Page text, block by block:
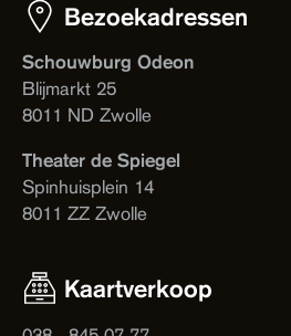
Bezoekadressen
Schouwburg Odeon
Blijmarkt 25
8011 ND Zwolle
Theater de Spiegel
Spinhuisplein 14
8011 ZZ Zwolle
Kaartverkoop